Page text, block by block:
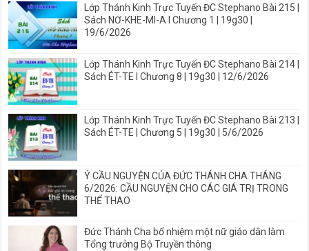
Lớp Thánh Kinh Trực Tuyến ĐC Stephano Bài 215 |
Sách NƠ-KHE-MI-A I Chương 1 | 19g30 |
19/6/2026
Lớp Thánh Kinh Trực Tuyến ĐC Stephano Bài 214 |
Sách ÉT-TE I Chương 8 | 19g30 | 12/6/2026
Lớp Thánh Kinh Trực Tuyến ĐC Stephano Bài 213 |
Sách ÉT-TE | Chương 5 | 19g30 | 5/6/2026
Ý CẦU NGUYỆN CỦA ĐỨC THÁNH CHA THÁNG
6/2026: CẦU NGUYỆN CHO CÁC GIÁ TRỊ TRONG
THỂ THAO
Đức Thánh Cha bổ nhiệm một nữ giáo dân làm
Tổng trưởng Bộ Truyền thông